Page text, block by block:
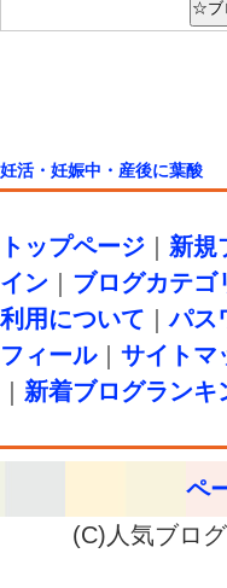
妊活・妊娠中・産後に葉酸
トップページ 新規
イン
ブログカテゴ
利用について ｜パス
フィール｜ サイトマ
新着ブログランキ
ペ
(C)人気ブロ